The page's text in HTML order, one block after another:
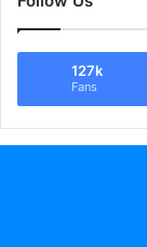
127k
Fans